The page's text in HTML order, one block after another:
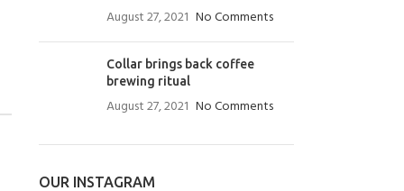
August 27, 2021 No Comments
Collar brings back coffee
brewing ritual
August 27, 2021 No Comments
OUR INSTAGRAM